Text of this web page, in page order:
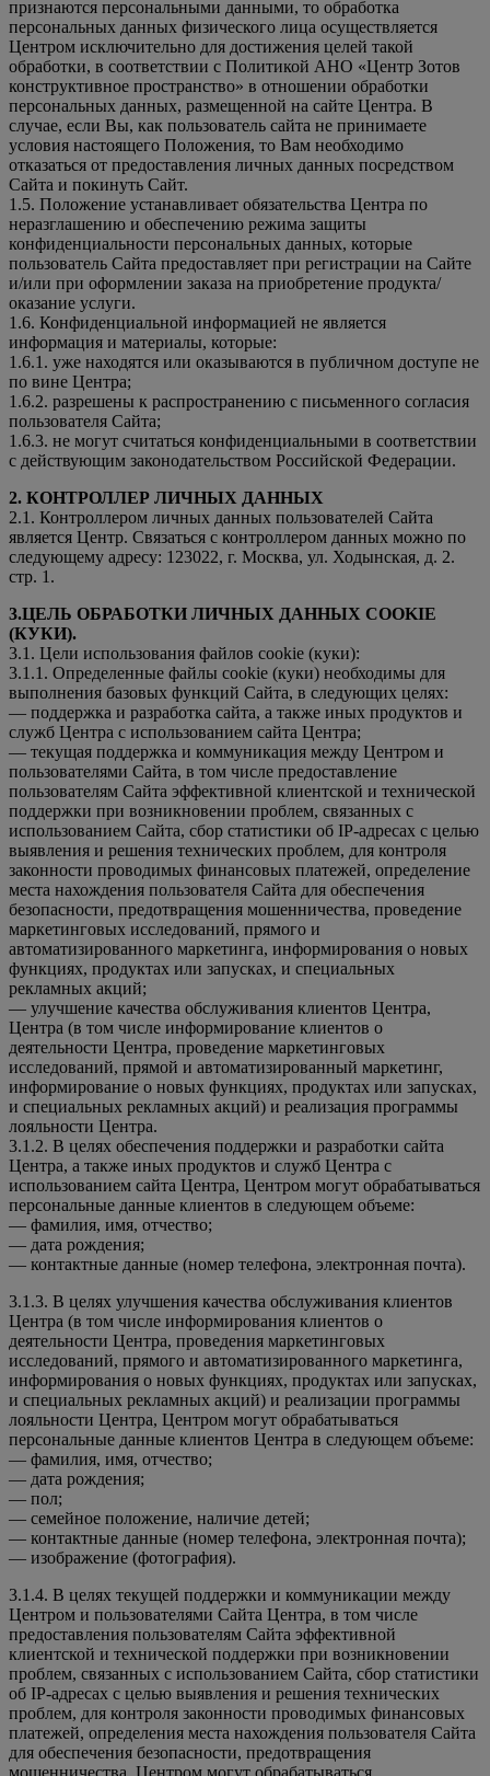
признаются персональными данными, то обработка
персональных данных физического лица осуществляется
Центром исключительно для достижения целей такой
обработки, в соответствии с Политикой АНО «Центр Зотов
конструктивное пространство» в отношении обработки
персональных данных, размещенной на сайте Центра. В
случае, если Вы, как пользователь сайта не принимаете
условия настоящего Положения, то Вам необходимо
отказаться от предоставления личных данных посредством
Сайта и покинуть Сайт.
1.5. Положение устанавливает обязательства Центра по
неразглашению и обеспечению режима защиты
конфиденциальности персональных данных, которые
пользователь Сайта предоставляет при регистрации на Сайте
и/или при оформлении заказа на приобретение продукта/
оказание услуги.
1.6. Конфиденциальной информацией не является
информация и материалы, которые:
1.6.1. уже находятся или оказываются в публичном доступе не
по вине Центра;
1.6.2. разрешены к распространению с письменного согласия
пользователя Сайта;
1.6.3. не могут считаться конфиденциальными в соответствии
с действующим законодательством Российской Федерации.
2. КОНТРОЛЛЕР ЛИЧНЫХ ДАННЫХ
2.1. Контроллером личных данных пользователей Сайта
является Центр. Связаться с контроллером данных можно по
следующему адресу: 123022, г. Москва, ул. Ходынская, д. 2.
стр. 1.
3.ЦЕЛЬ ОБРАБОТКИ ЛИЧНЫХ ДАННЫХ COOKIE
(КУКИ).
3.1. Цели использования файлов cookie (куки):
3.1.1. Определенные файлы cookie (куки) необходимы для
выполнения базовых функций Сайта, в следующих целях:
— поддержка и разработка сайта, а также иных продуктов и
служб Центра с использованием сайта Центра;
— текущая поддержка и коммуникация между Центром и
пользователями Сайта, в том числе предоставление
пользователям Сайта эффективной клиентской и технической
поддержки при возникновении проблем, связанных с
использованием Сайта, сбор статистики об IP-адресах с целью
выявления и решения технических проблем, для контроля
законности проводимых финансовых платежей, определение
места нахождения пользователя Сайта для обеспечения
безопасности, предотвращения мошенничества, проведение
маркетинговых исследований, прямого и
автоматизированного маркетинга, информирования о новых
функциях, продуктах или запусках, и специальных
рекламных акций;
— улучшение качества обслуживания клиентов Центра,
Центра (в том числе информирование клиентов о
деятельности Центра, проведение маркетинговых
исследований, прямой и автоматизированный маркетинг,
информирование о новых функциях, продуктах или запусках,
и специальных рекламных акций) и реализация программы
лояльности Центра.
3.1.2. В целях обеспечения поддержки и разработки сайта
Центра, а также иных продуктов и служб Центра с
использованием сайта Центра, Центром могут обрабатываться
персональные данные клиентов в следующем объеме:
— фамилия, имя, отчество;
— дата рождения;
— контактные данные (номер телефона, электронная почта).
3.1.3. В целях улучшения качества обслуживания клиентов
Центра (в том числе информирования клиентов о
деятельности Центра, проведения маркетинговых
исследований, прямого и автоматизированного маркетинга,
информирования о новых функциях, продуктах или запусках,
и специальных рекламных акций) и реализации программы
лояльности Центра, Центром могут обрабатываться
персональные данные клиентов Центра в следующем объеме:
— фамилия, имя, отчество;
— дата рождения;
— пол;
— семейное положение, наличие детей;
— контактные данные (номер телефона, электронная почта);
— изображение (фотография).
3.1.4. В целях текущей поддержки и коммуникации между
Центром и пользователями Сайта Центра, в том числе
предоставления пользователям Сайта эффективной
клиентской и технической поддержки при возникновении
проблем, связанных с использованием Сайта, сбор статистики
об IP-адресах с целью выявления и решения технических
проблем, для контроля законности проводимых финансовых
платежей, определения места нахождения пользователя Сайта
для обеспечения безопасности, предотвращения
мошенничества, Центром могут обрабатываться